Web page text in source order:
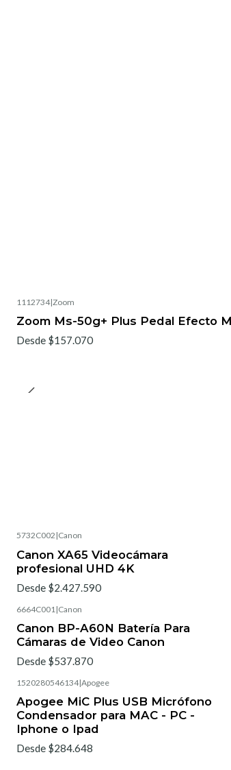
1112734|Zoom
Zoom Ms-50g+ Plus Pedal Efecto
Desde $157.070
5732C002 |Canon
Canon XA65 Videocámara
profesional UHD 4K
Desde $2.427.590
6664C001 |Canon
Canon BP-A60N Batería Para
Cámaras de Video Canon
Desde $537.870
1520280546134|Apogee
Apogee MiC Plus USB Micrófono
Condensador para MAC - PC -
Iphone o Ipad
Desde $284.648